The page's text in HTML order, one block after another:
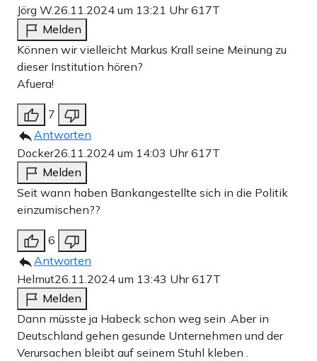
Jörg W.26.11.2024 um 13:21 Uhr617T
Melden
Können wir vielleicht Markus Krall seine Meinung zu
dieser Institution hören?
Afuera!
7
Antworten
Docker26.11.2024 um 14:03 Uhr617T
Melden
Seit wann haben Bankangestellte sich in die Politik
einzumischen??
6
Antworten
Helmut26.11.2024 um 13:43 Uhr617T
Melden
Dann müsste ja Habeck schon weg sein .Aber in
Deutschland gehen gesunde Unternehmen und der
Verursachen bleibt auf seinem Stuhl kleben .